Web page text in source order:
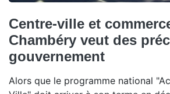
Centre-ville et
Chambéry veut des
gouvernement
Alors que le programme national